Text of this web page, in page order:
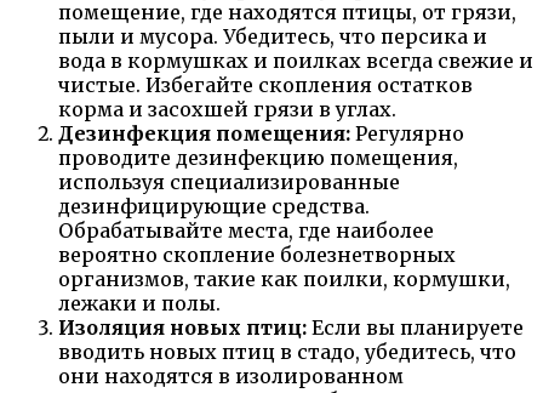
помещение, где находятся птицы, от грязи,
пыли и мусора. Убедитесь, что персика и
вода в кормушках и поилках всегда свежие и
чистые. Избегайте скопления остатков
корма и засохшей грязи в углах.
Дезинфекция помещения: Регулярно
проводите дезинфекцию помещения,
используя специализированные
дезинфицирующие средства.
Обрабатывайте места, где наиболее
вероятно скопление болезнетворных
организмов, такие как поилки, кормушки,
лежаки и полы.
Изоляция новых птиц: Если вы планируете
вводить новых птиц в стадо, убедитесь, что
они находятся в изолированном